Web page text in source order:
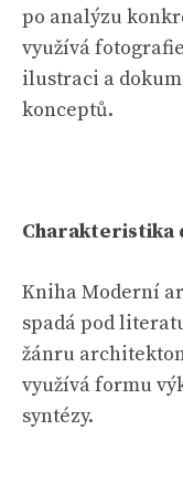
po analýzu
využívá
ilustraci a
konceptů.
Charakteristika
Kniha Moderní
spadá pod
žánru
využívá formu
syntézy.